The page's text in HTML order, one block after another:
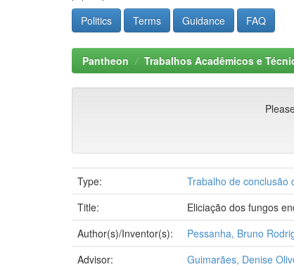
Politics Terms Guidance FAQ
Pantheon Trabalhos Acadêmicos e
Type:
Trabalho de conclusão
Title:
Eliciação dos fungos
Author(s)/Inventor(s):
Pessanha, Bruno
Advisor:
Guimarães, Denise